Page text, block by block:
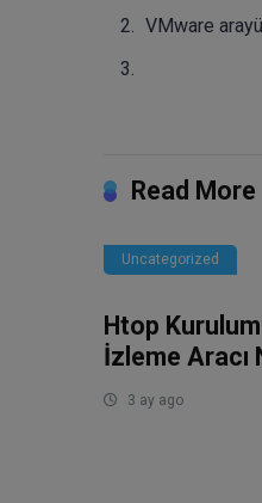
VMware
Read More
Uncategorized
Htop
İzleme Aracı
3 ay ago